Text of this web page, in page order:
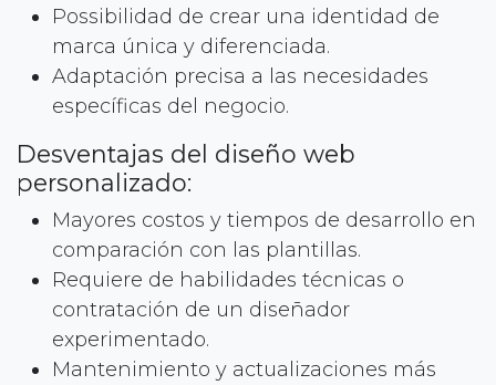
Possibilidad de crear una identidad de
marca única y diferenciada.
Adaptación precisa a las necesidades
específicas del negocio.
Desventajas del diseño web
personalizado:
Mayores costos y tiempos de desarrollo en
comparación con las plantillas.
Requiere de habilidades técnicas o
contratación de un diseñador
experimentado.
Mantenimiento y actualizaciones más